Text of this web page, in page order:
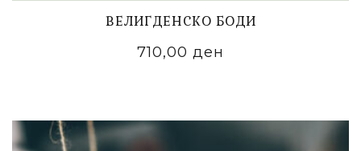
ВЕЛИГДЕНСКО БОДИ
710,00 ден